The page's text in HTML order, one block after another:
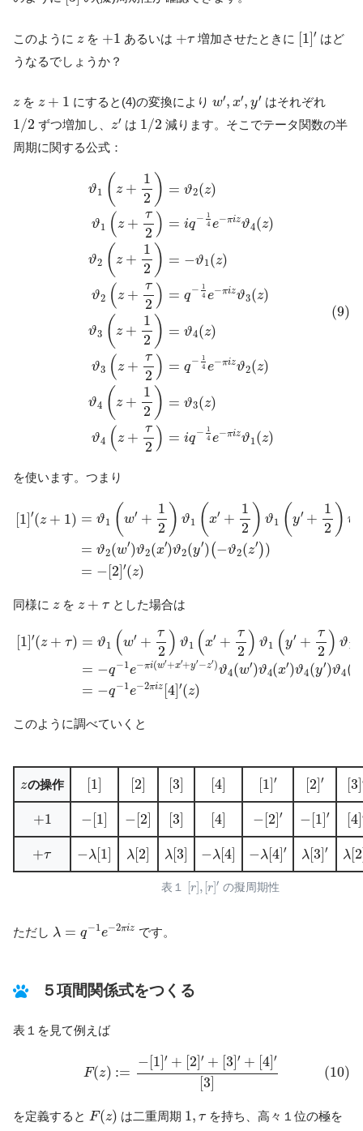
このように z
zを +1
+ 1 あるいは +τ
+ τ 増加させたときに [1]′
[1]′ はど
うなるでしょうか？
z
zを z + 1
z + にすると(4)の変換により w′, x′, y′
′, ,y はそれぞれ
1/2
1 /2 ずつ増加し、 z′′ は 1/2
1 /2 減ります。そこでテータ関数の半
周期に関する公式：
ϑ1 (z +
1
2 ) = ϑ2(z)
ϑ1 (z +
τ
2 ) = iq− 1
4 e−πizϑ4(z)
ϑ2 (z +
1
2 ) = −ϑ1(z)
ϑ2 (z +
τ
2 ) = q− 1
4 e−πizϑ3(z)
ϑ3 (z +
1
2 ) = ϑ4(z)
ϑ3 (z +
τ
2 ) = q− 1
4 e−πizϑ2(z)
ϑ4 (z +
1
2 ) = ϑ3(z)
ϑ4 (z +
τ
2 ) = iq− 1
4 e−πizϑ1(z)
(9)
2( 1( z
を使います。つまり
[1]′(z + 1) = ϑ1 ( w′ +
1
2 ) ϑ1 (x′ +
1
2 ) ϑ1 ( y′ +
1
2 ) ϑ
= ϑ2(w′)ϑ2(x′)ϑ2(y′)(−ϑ2(z′ ))
= − 2 ′(z)
1 (x ′+ ϑ1 1 2) z′− = ϑ2
同様に z
zを z + τ
z +τ とした場合は
1 ′(z + τ) = ϑ1 (w′ +
τ
2 ) ϑ1 (x′ +
τ
2 ) ϑ1 (y′ +
τ
2 ) ϑ1
= −q−1e−πi(w′ +x′+y′ −z′)ϑ4(w′)ϑ4(x′)ϑ4(y′)ϑ4(
= −q−1e−2πiz 4] ′(z)
τ2 x′ + 1 2 )ϑ ′− − q
このように調べていくと
z
zの操作 [1]
[1] [2]
[2] [3]
[3] [4]
[4] [1]′
[1]′ [2]′
[2]′ [3]
[3]
+1
+ 1 −[1]
1] −[2]
2] [3]
[3] [4]
[4] −[2]′
[2]′ −[1]′
[1]′ [4]
[ 4]
+τ
+ τ −λ[1]
λ[ 1] λ[2]
λ [2] λ[3]
λ [3] −λ[4]
λ[ 4] −λ[4]′
λ[ 4]′ λ[3]′
λ [3]′ λ[2
λ [2
表１ [r], [r]′
[r ], r ′ の擬周期性
ただし λ = q−1e−2πiz
λ 1e −2πiz です。
５項間関係式をつくる
表１を見て例えば
F(z) :=
− 1 ]′ + 2 ]′ + 3 ′ + 4] ′
[3
(10)
−[1 ′ [2]′ + 3]′+ 4 ′[3]
を定義すると F(z)
F(z ) は二重周期 1, τ
1 τ を持ち、高々１位の極を